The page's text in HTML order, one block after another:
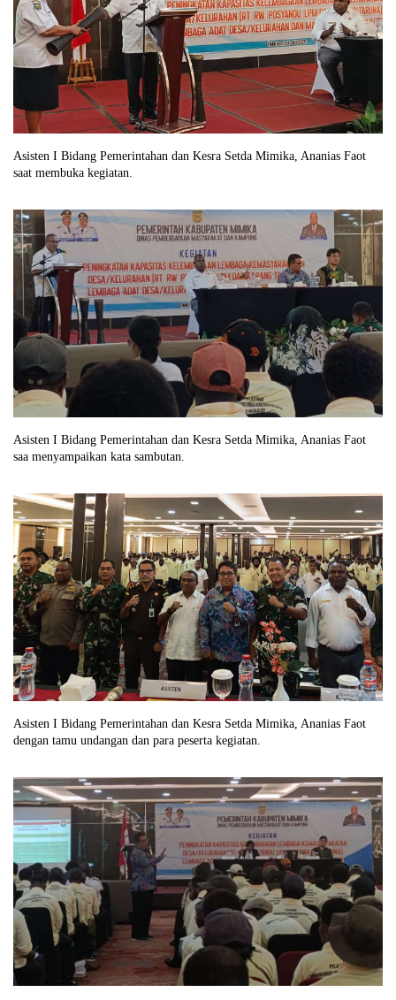
Asisten I Bidang Pemerintahan dan Kesra Setda Mimika, Ananias Faot
saat membuka kegiatan.
Asisten I Bidang Pemerintahan dan Kesra Setda Mimika, Ananias Faot
saa menyampaikan kata sambutan.
Asisten I Bidang Pemerintahan dan Kesra Setda Mimika, Ananias Faot
dengan tamu undangan dan para peserta kegiatan.